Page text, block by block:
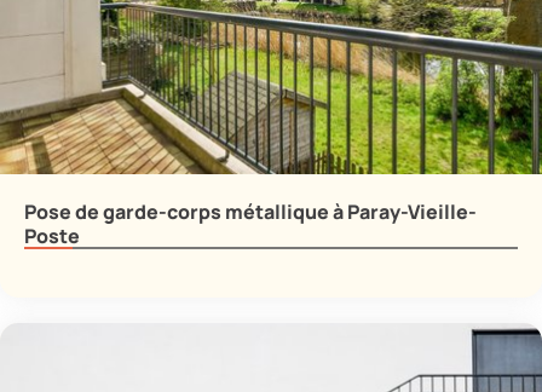
Pose de garde-corps métallique à Paray-Vieille-
Poste